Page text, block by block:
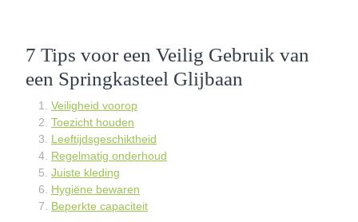
7 Tips voor een Veilig Gebruik van
een Springkasteel Glijbaan
Veiligheid voorop
Toezicht houden
Leeftijdsgeschiktheid
Regelmatig onderhoud
Juiste kleding
Hygiëne bewaren
Beperkte capaciteit